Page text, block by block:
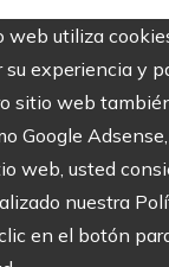
web utiliza
su experiencia y
sitio web
Google
web, usted
nuestra
en el botón